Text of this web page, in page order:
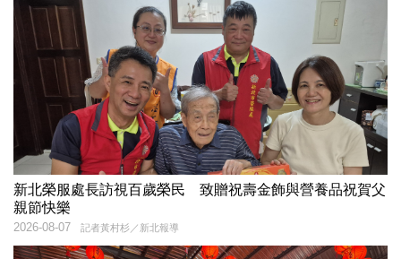
新北榮服處長訪視百歲榮民 致贈祝壽金飾與營養品祝賀父
親節快樂
記者黃村杉／新北報導
2026-08-07